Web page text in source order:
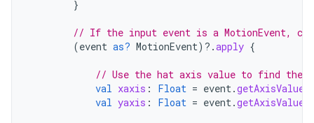
}
// If the input event is a MotionEvent,
(event as? MotionEvent) ?.apply {
// Use the hat axis value to find the
val xaxis : Float = event.getAxisValue
val yaxis : Float = event.getAxisValue